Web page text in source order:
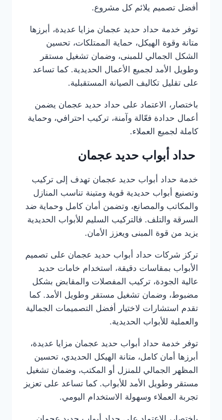
أفضل تصميم يلائم كل مشروع.
توفر خدمة حداد حديد عجمان مزايا عديدة، أبرزها
متانة وقوة الهيكل، حماية الممتلكات، تحسين
الشكل الجمالي للمبنى، وضمان تشغيل مستقر
وطويل الأمد لجميع الأعمال الحديدية. كما تساعد
على تقليل تكاليف الصيانة المستقبلية.
باختصار، الاعتماد على حداد حديد عجمان يضمن
أعمال حدادة فعّالة وآمنة، تركيب احترافي، وحماية
كاملة لجميع العملاء.
حداد أبواب حديد عجمان
خدمة حداد أبواب حديد عجمان تهدف إلى تركيب
وتصنيع أبواب حديدية قوية ومتينة تناسب المنازل
والمكاتب والمصانع، وتضمن أمان كامل وحماية ضد
السرقة والتلف. فالتركيب السليم للأبواب الحديدية
يزيد من قوة المبنى ويعزز الأمان.
تركز شركات حداد أبواب حديد عجمان على تصميم
الأبواب بمقاسات دقيقة، استخدام خامات حديد
عالية الجودة، تركيب المفصلات والمقابض بشكل
مضبوط، وضمان تشغيل مستقر وطويل الأمد. كما
تقدم استشارات لاختيار أفضل التصميمات الجمالية
والعملية للأبواب الحديدية.
توفر خدمة حداد أبواب حديد عجمان مزايا عديدة،
أبرزها أمان كامل، متانة الهيكل الحديدي، تحسين
المظهر الجمالي للمنزل أو المكتب، وضمان تشغيل
مستقر وطويل الأمد للأبواب. كما تساعد على تعزيز
تجربة العملاء وسهولة الاستخدام اليومي.